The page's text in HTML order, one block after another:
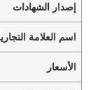
إصدار الشهادات
اسم العلامة
الأسعار